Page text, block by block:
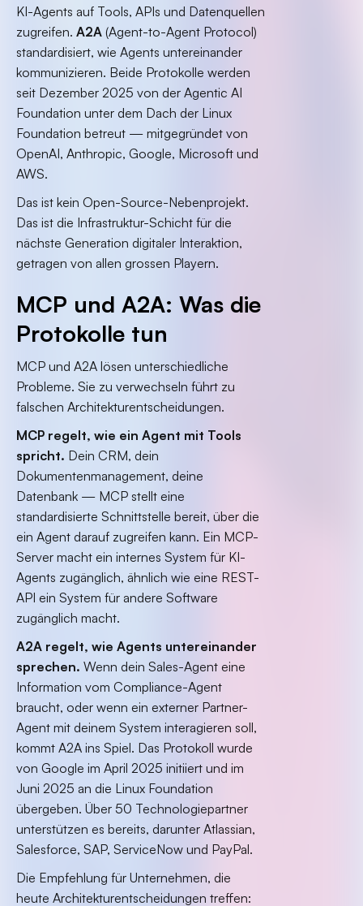
KI-Agents auf Tools, APIs und Datenquellen
zugreifen. A2A (Agent-to-Agent Protocol)
standardisiert, wie Agents untereinander
kommunizieren. Beide Protokolle werden
seit Dezember 2025 von der Agentic AI
Foundation unter dem Dach der Linux
Foundation betreut — mitgegründet von
OpenAI, Anthropic, Google, Microsoft und
AWS.
Das ist kein Open-Source-Nebenprojekt.
Das ist die Infrastruktur-Schicht für die
nächste Generation digitaler Interaktion,
getragen von allen grossen Playern.
MCP und A2A: Was die
Protokolle tun
MCP und A2A lösen unterschiedliche
Probleme. Sie zu verwechseln führt zu
falschen Architekturentscheidungen.
MCP regelt, wie ein Agent mit Tools
spricht. Dein CRM, dein
Dokumentenmanagement, deine
Datenbank — MCP stellt eine
standardisierte Schnittstelle bereit, über die
ein Agent darauf zugreifen kann. Ein MCP-
Server macht ein internes System für KI-
Agents zugänglich, ähnlich wie eine REST-
API ein System für andere Software
zugänglich macht.
A2A regelt, wie Agents untereinander
sprechen. Wenn dein Sales-Agent eine
Information vom Compliance-Agent
braucht, oder wenn ein externer Partner-
Agent mit deinem System interagieren soll,
kommt A2A ins Spiel. Das Protokoll wurde
von Google im April 2025 initiiert und im
Juni 2025 an die Linux Foundation
übergeben. Über 50 Technologiepartner
unterstützen es bereits, darunter Atlassian,
Salesforce, SAP, ServiceNow und PayPal.
Die Empfehlung für Unternehmen, die
heute Architekturentscheidungen treffen: